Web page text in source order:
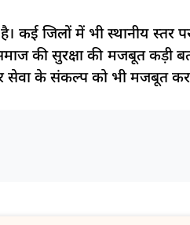
कई जिलों में भी स्थानीय स्तर
की सुरक्षा की मजबूत
सेवा के संकल्प को भी मजबूत